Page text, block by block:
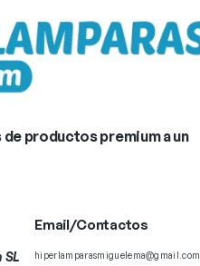
productos premium a un
SL
Email/Contactos
hiperlamparasmiguelema@gmail.com